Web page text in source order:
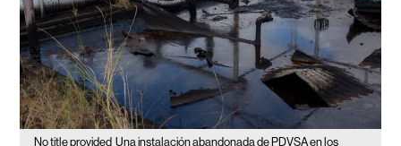
No title provided Una instalación abandonada de PDVSA en los